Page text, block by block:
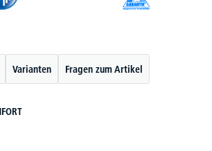
Varianten Fragen zum Artikel